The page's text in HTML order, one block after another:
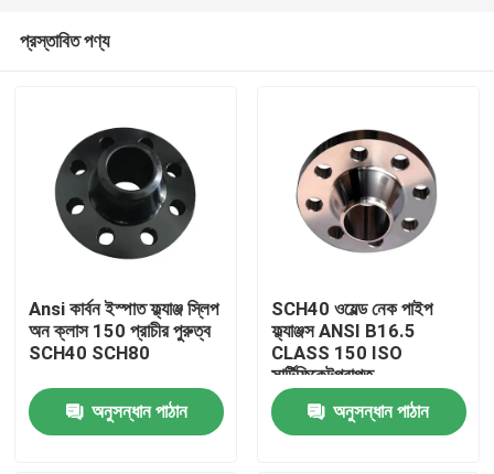
প্রস্তাবিত পণ্য
Ansi কার্বন ইস্পাত ফ্ল্যাঞ্জ স্লিপ
অন ক্লাস 150 প্রাচীর পুরুত্ব
SCH40 SCH80
অনুসন্ধান পাঠান
SCH40 ওয়েল্ড নেক পাইপ
ফ্ল্যাঞ্জস ANSI B16.5
CLASS 150 ISO
সার্টিফিকেটপ্রাপ্ত
অনুসন্ধান পাঠান